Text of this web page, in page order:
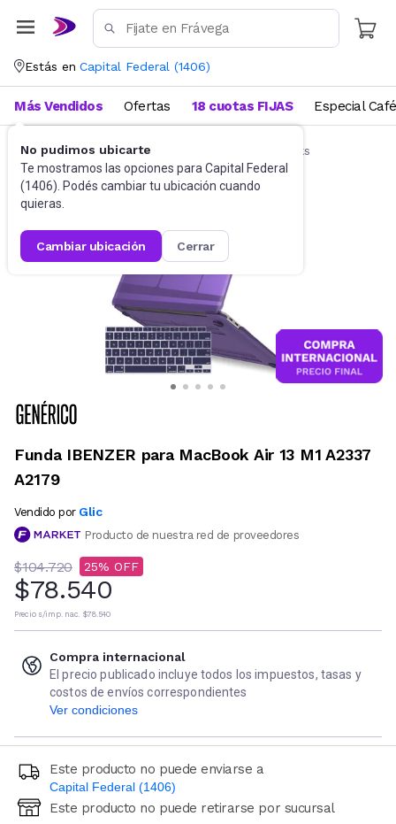
Estás en Capital Federal (1406)
No pudimos ubicarte
Te mostramos las opciones para Capital Federal
(1406). Podés cambiar tu ubicación cuando
quieras.
cambiar ubicación cerrar
Más Vendidos Ofertas 18 cuotas FIJAS Especial Café
Accesorios de Informática Funda Notebooks
Funda IBENZER para MacBook Air 13 M1 A2337
A2179
Vendido por Glic
Producto de nuestra red de proveedores
$104.720 25
$78.540
Precio s/imp. nac. $78.540
Compra internacional
El precio publicado incluye todos los impuestos, tasas y
costos de envíos correspondientes
Ver condiciones
Este producto no puede enviarse a
Capital Federal (1406)
Ingresá código postal (sólo números)
Este producto no puede retirarse por sucursal